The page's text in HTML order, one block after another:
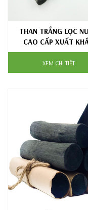
THAN TRẮNG LỌC
CAO CẤP XUẤT
XEM CHI TIẾT